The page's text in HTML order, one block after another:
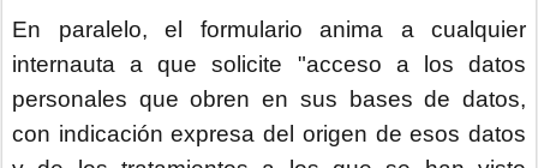
En paralelo, el formulario anima a cualquier
internauta a que solicite "acceso a los datos
personales que obren en sus bases de datos,
con indicación expresa del origen de esos datos